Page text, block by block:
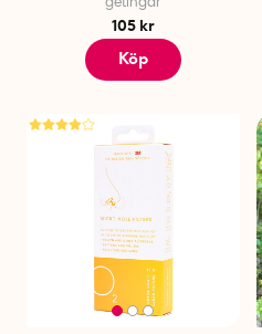
105 kr
Köp